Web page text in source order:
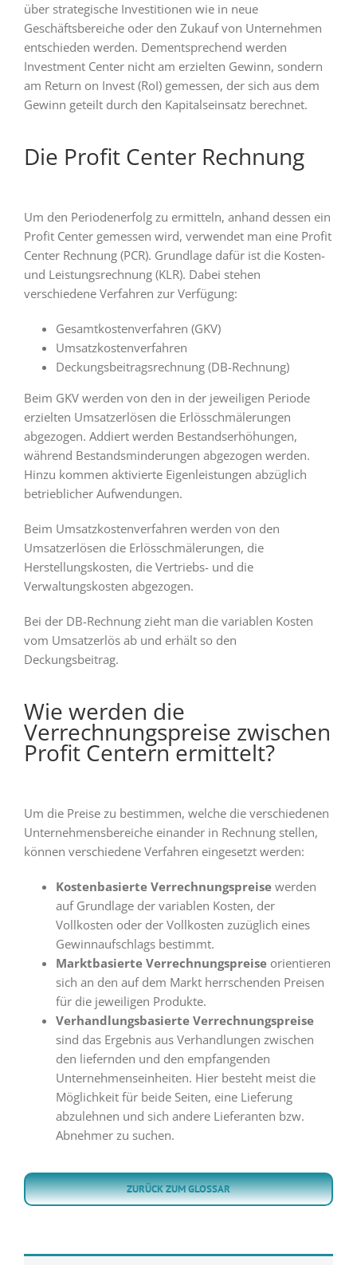
über strategische Investitionen wie in neue
Geschäftsbereiche oder den Zukauf von Unternehmen
entschieden werden. Dementsprechend werden
Investment Center nicht am erzielten Gewinn, sondern
am Return on Invest (RoI) gemessen, der sich aus dem
Gewinn geteilt durch den Kapitalseinsatz berechnet.
Die Profit Center Rechnung
Um den Periodenerfolg zu ermitteln, anhand dessen ein
Profit Center gemessen wird, verwendet man eine Profit
Center Rechnung (PCR). Grundlage dafür ist die Kosten-
und Leistungsrechnung (KLR). Dabei stehen
verschiedene Verfahren zur Verfügung:
Gesamtkostenverfahren (GKV)
Umsatzkostenverfahren
Deckungsbeitragsrechnung (DB-Rechnung)
Beim GKV werden von den in der jeweiligen Periode
erzielten Umsatzerlösen die Erlösschmälerungen
abgezogen. Addiert werden Bestandserhöhungen,
während Bestandsminderungen abgezogen werden.
Hinzu kommen aktivierte Eigenleistungen abzüglich
betrieblicher Aufwendungen.
Beim Umsatzkostenverfahren werden von den
Umsatzerlösen die Erlösschmälerungen, die
Herstellungskosten, die Vertriebs- und die
Verwaltungskosten abgezogen.
Bei der DB-Rechnung zieht man die variablen Kosten
vom Umsatzerlös ab und erhält so den
Deckungsbeitrag.
Wie werden die
Verrechnungspreise zwischen
Profit Centern ermittelt?
Um die Preise zu bestimmen, welche die verschiedenen
Unternehmensbereiche einander in Rechnung stellen,
können verschiedene Verfahren eingesetzt werden:
Kostenbasierte Verrechnungspreisewerden
auf Grundlage der variablen Kosten, der
Vollkosten oder der Vollkosten zuzüglich eines
Gewinnaufschlags bestimmt.
Marktbasierte Verrechnungspreiseorientieren
sich an den auf dem Markt herrschenden Preisen
für die jeweiligen Produkte.
Verhandlungsbasierte Verrechnungspreise
sind das Ergebnis aus Verhandlungen zwischen
den liefernden und den empfangenden
Unternehmenseinheiten. Hier besteht meist die
Möglichkeit für beide Seiten, eine Lieferung
abzulehnen und sich andere Lieferanten bzw.
Abnehmer zu suchen.
ZURÜCK ZUM GLOSSAR